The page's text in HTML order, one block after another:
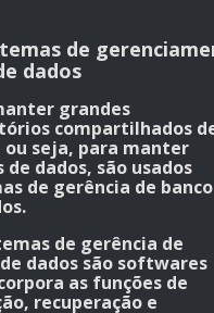
de
dados
grandes
compartilhados
ou seja, para manter
de dados, são usados
de gerência de banco
de gerência de
dados são softwares
as funções de
recuperação e